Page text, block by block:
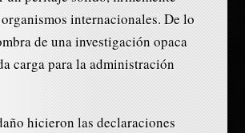
internacionales. De lo
de una investigación opaca
carga para la administración
hicieron las declaraciones